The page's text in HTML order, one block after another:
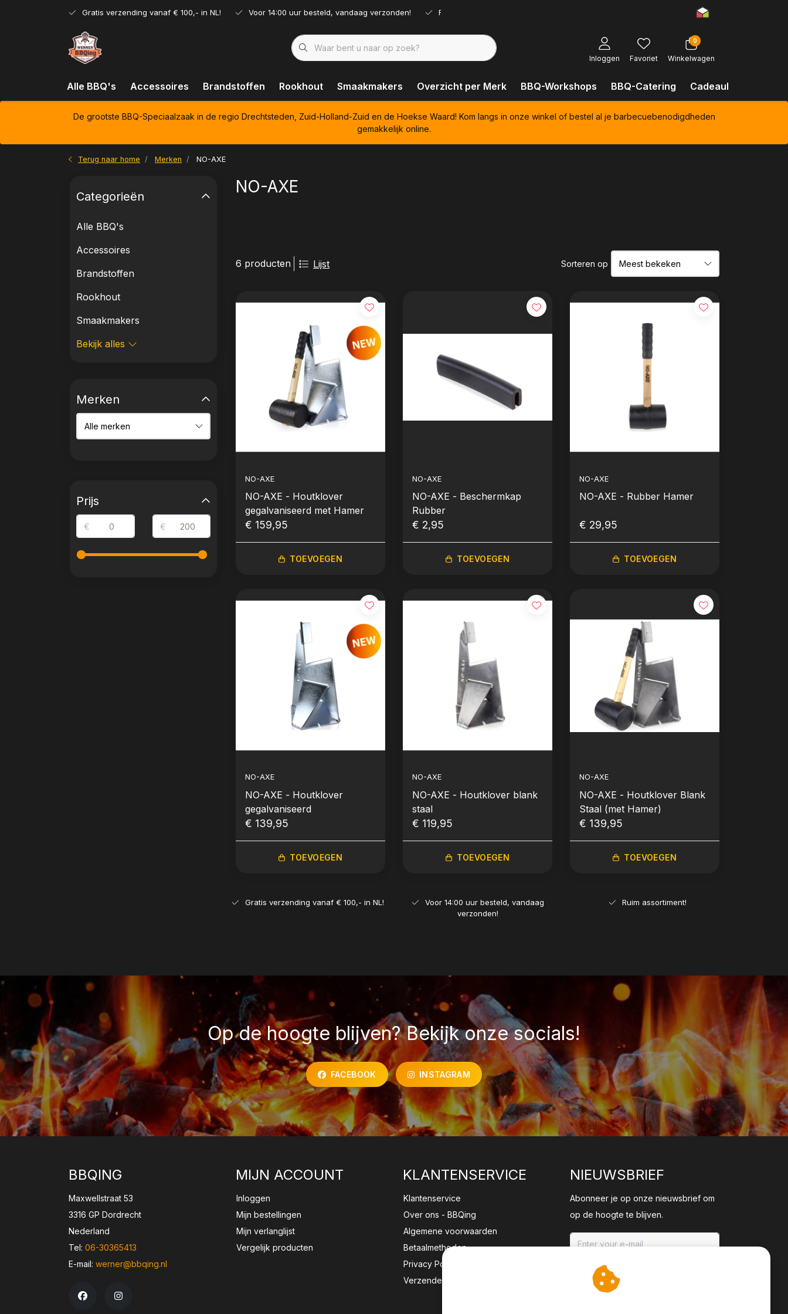
Gratis verzending vanaf € 100,- in NL! Voor 14:00 uur besteld, vandaag verzonden! Ruim assortiment!
Inloggen Favoriet
0
Winkelwagen
Alle BBQ's Accessoires Brandstoffen Rookhout Smaakmakers Overzicht per Merk BBQ-Workshops BBQ-Catering Cadeaubonnen
De grootste BBQ-Speciaalzaak in de regio Drechtsteden, Zuid-Holland-Zuid en de Hoekse Waard! Kom langs in onze winkel of bestel al je barbecuebenodigdheden
gemakkelijk online.
Terug naar home Merken NO-AXE
NO-AXE
6 producten Lijst Sorteren op
NO-AXE
NO-AXE - Houtklover
gegalvaniseerd met Hamer
€ 159,95
TOEVOEGEN
NO-AXE
NO-AXE - Beschermkap
Rubber
€ 2,95
TOEVOEGEN
NO-AXE
NO-AXE - Rubber Hamer
€ 29,95
TOEVOEGEN
NO-AXE
NO-AXE - Houtklover
gegalvaniseerd
€ 139,95
TOEVOEGEN
NO-AXE
NO-AXE - Houtklover blank
staal
€ 119,95
TOEVOEGEN
NO-AXE
NO-AXE - Houtklover Blank
Staal (met Hamer)
€ 139,95
TOEVOEGEN
Gratis verzending vanaf € 100,- in NL!
Voor 14:00 uur besteld, vandaag
verzonden!
Ruim assortiment!
Categorieën
Alle BBQ's
Accessoires
Brandstoffen
Rookhout
Smaakmakers
Bekijk alles
Merken
Prijs
€ €
Op de hoogte blijven? Bekijk onze socials!
FACEBOOK INSTAGRAM
BBQING
Maxwellstraat 53
3316 GP Dordrecht
Nederland
Tel: 06-30365413
E-mail: werner@bbqing.nl
MIJN ACCOUNT
Inloggen
Mijn bestellingen
Mijn verlanglijst
Vergelijk producten
KLANTENSERVICE
Klantenservice
Over ons - BBQing
Algemene voorwaarden
Betaalmethoden
Privacy Policy
Verzenden & retourneren
NIEUWSBRIEF
Abonneer je op onze nieuwsbrief om
op de hoogte te blijven.
ABONNEER